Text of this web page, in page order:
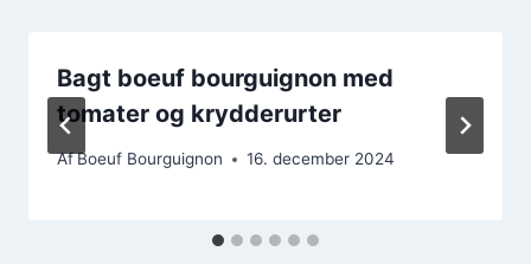
Bagt boeuf bourguignon med
tomater og krydderurter
AfBoeuf Bourguignon 16. december 2024